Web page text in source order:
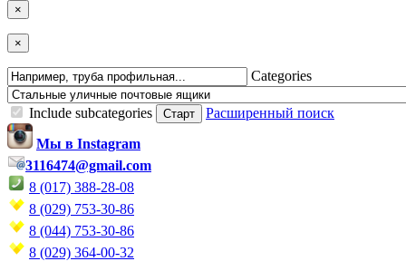
×
×
Categories
Include subcategories
Расширенный поиск
Мы в Instagram
3116474@gmail.com
8 (017) 388-28-08
8 (029) 753-30-86
8 (044) 753-30-86
8 (029) 364-00-32